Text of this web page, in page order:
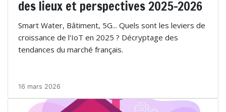
des lieux et perspectives 2025-2026
Smart Water, Bâtiment, 5G... Quels sont les leviers de
croissance de l'IoT en 2025 ? Décryptage des
tendances du marché français.
16 mars 2026